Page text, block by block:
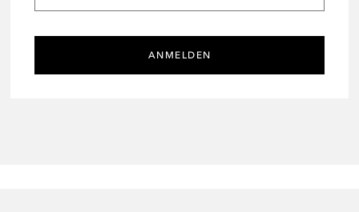
ANMELDEN